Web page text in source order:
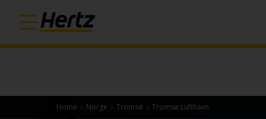
Home › Norge › Tromsø › Tromsø Lufthavn